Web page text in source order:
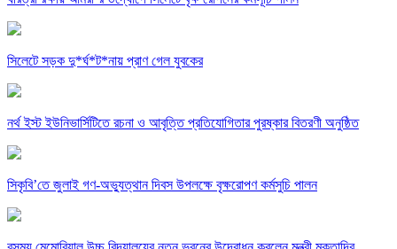
সিলেটে সড়ক দু*র্ঘ*ট*নায় প্রাণ গেল যুবকের
নর্থ ইস্ট ইউনিভার্সিটিতে রচনা ও আবৃত্তি প্রতিযোগিতার পুরষ্কার বিতরণী অনুষ্ঠিত
সিকৃবি’তে জুলাই গণ-অভ্যুত্থান দিবস উপলক্ষে বৃক্ষরোপণ কর্মসুচি পালন